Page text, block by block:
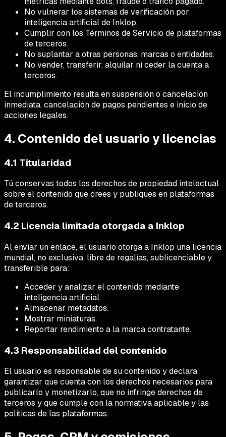
No vulnerar los sistemas de verificación por
inteligencia artificial de Inklop.
Cumplir con los Términos de Servicio de plataformas
de terceros.
No suplantar a otras personas, marcas o entidades.
No vender, transferir, alquilar ni ceder la cuenta a
terceros.
El incumplimiento resulta en suspensión o cancelación
inmediata, cancelación de pagos pendientes e inicio de
acciones legales.
4. Contenido del usuario y licencias
4.1 Titularidad
Tú conservas todos los derechos de propiedad intelectual
sobre el contenido que crees y publiques en plataformas
de terceros.
4.2 Licencia limitada otorgada a Inklop
Al enviar un enlace, el usuario otorga a Inklop una licencia
mundial, no exclusiva, libre de regalías, sublicenciable y
transferible para:
Acceder y analizar el contenido mediante
inteligencia artificial.
Almacenar metadatos.
Mostrar miniaturas.
Reportar rendimiento a la marca contratante.
4.3 Responsabilidad del contenido
El usuario es responsable de su contenido y declara
garantizar que cuenta con los derechos necesarios para
publicarlo y monetizarlo, que no infringe derechos de
terceros y que cumple con la normativa aplicable y las
políticas de las plataformas.